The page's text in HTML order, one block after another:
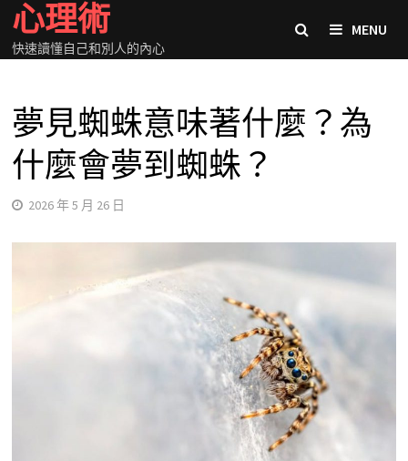
Skip
content
心理術
快速讀懂自己和別人的內心
MENU
夢見蜘蛛意味著什麼？為
什麼會夢到蜘蛛？
2026 年 5 月 26 日